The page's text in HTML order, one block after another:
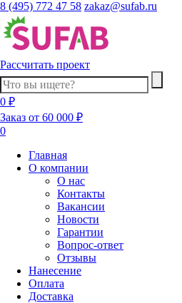
8 (495) 772 47 58 zakaz@sufab.ru
Рассчитать проект
0 ₽
Заказ от 60 000 ₽
0
Главная
О компании
О нас
Контакты
Вакансии
Новости
Гарантии
Вопрос-ответ
Отзывы
Нанесение
Оплата
Доставка